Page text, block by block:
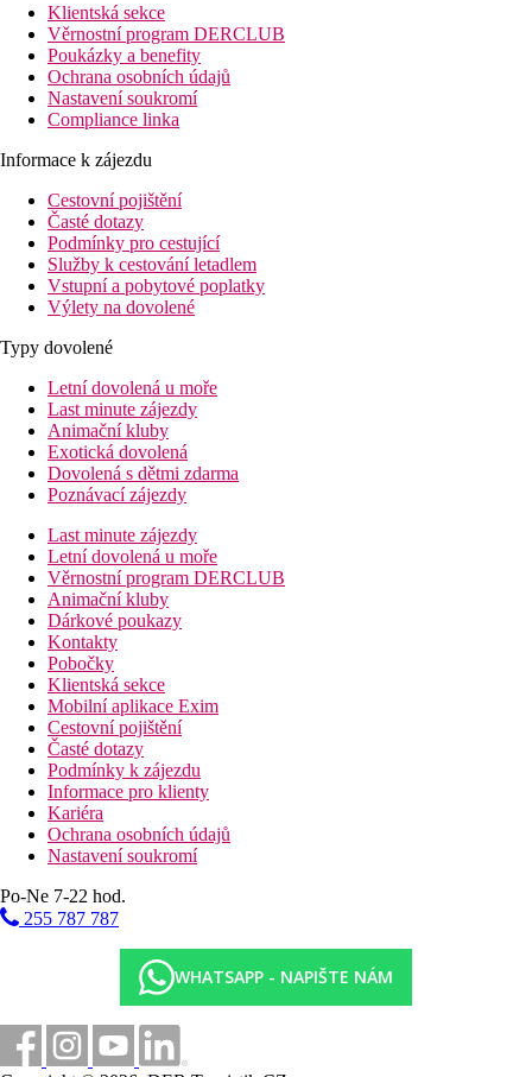
Klientská sekce
Věrnostní program DERCLUB
Poukázky a benefity
Ochrana osobních údajů
Nastavení soukromí
Compliance linka
Informace k zájezdu
Cestovní pojištění
Časté dotazy
Podmínky pro cestující
Služby k cestování letadlem
Vstupní a pobytové poplatky
Výlety na dovolené
Typy dovolené
Letní dovolená u moře
Last minute zájezdy
Animační kluby
Exotická dovolená
Dovolená s dětmi zdarma
Poznávací zájezdy
Last minute zájezdy
Letní dovolená u moře
Věrnostní program DERCLUB
Animační kluby
Dárkové poukazy
Kontakty
Pobočky
Klientská sekce
Mobilní aplikace Exim
Cestovní pojištění
Časté dotazy
Podmínky k zájezdu
Informace pro klienty
Kariéra
Ochrana osobních údajů
Nastavení soukromí
Po-Ne 7-22 hod.
255 787 787
WHATSAPP - NAPIŠTE NÁM